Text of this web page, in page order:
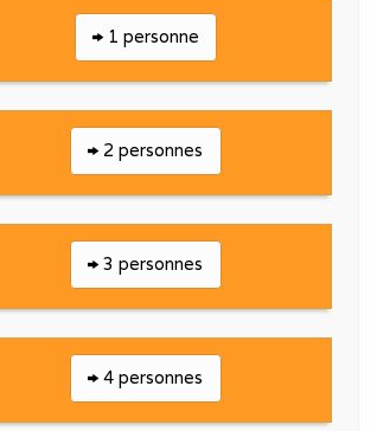
1 personne
2 personnes
3 personnes
4 personnes